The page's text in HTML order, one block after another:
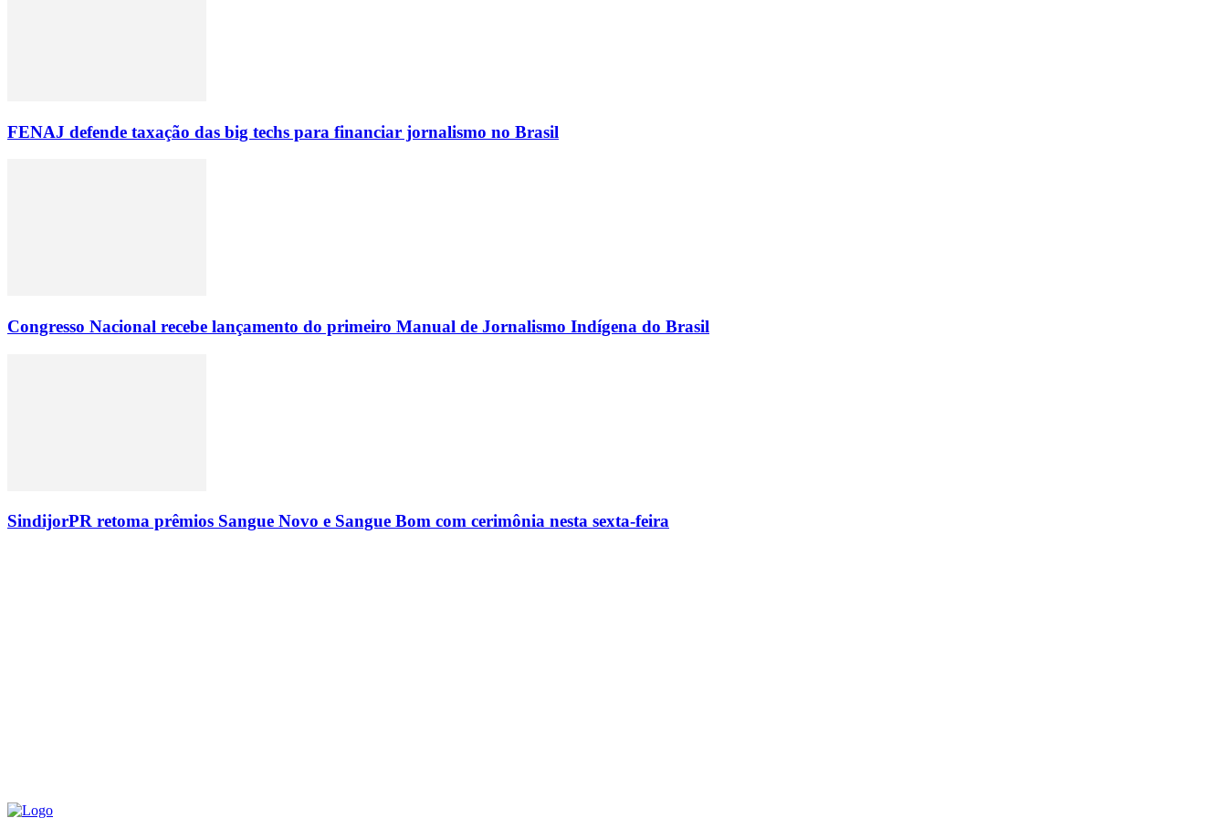
FENAJ defende taxação das big techs para financiar jornalismo no Brasil
Congresso Nacional recebe lançamento do primeiro Manual de Jornalismo Indígena do Brasil
SindijorPR retoma prêmios Sangue Novo e Sangue Bom com cerimônia nesta sexta-feira